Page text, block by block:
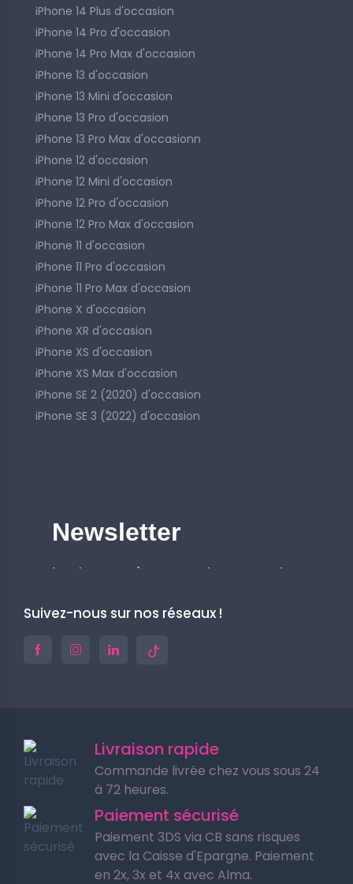
iPhone 14 Plus d'occasion
iPhone 14 Pro d'occasion
iPhone 14 Pro Max d'occasion
iPhone 13 d'occasion
iPhone 13 Mini d'occasion
iPhone 13 Pro d'occasion
iPhone 13 Pro Max d'occasionn
iPhone 12 d'occasion
iPhone 12 Mini d'occasion
iPhone 12 Pro d'occasion
iPhone 12 Pro Max d'occasion
iPhone 11 d'occasion
iPhone 11 Pro d'occasion
iPhone 11 Pro Max d'occasion
iPhone X d'occasion
iPhone XR d'occasion
iPhone XS d'occasion
iPhone XS Max d'occasion
iPhone SE 2 (2020) d'occasion
iPhone SE 3 (2022) d'occasion
Suivez-nous sur nos réseaux !
Livraison rapide
Commande livrée chez vous sous 24
à 72 heures.
Paiement sécurisé
Paiement 3DS via CB sans risques
avec la Caisse d'Epargne. Paiement
en 2x, 3x et 4x avec Alma.